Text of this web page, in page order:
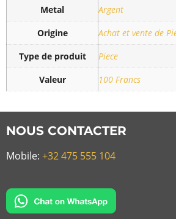
Metal
Argent
Origine
Achat et vente de
Type de produit
Piece
Valeur
100 Francs
NOUS CONTACTER
Mobile: +32 475 555 104